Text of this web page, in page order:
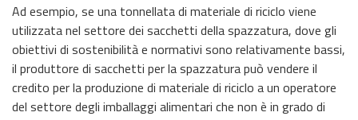
Ad esempio, se una tonnellata di materiale di riciclo viene
utilizzata nel settore dei sacchetti della spazzatura, dove gli
obiettivi di sostenibilità e normativi sono relativamente bassi,
il produttore di sacchetti per la spazzatura può vendere il
credito per la produzione di materiale di riciclo a un operatore
del settore degli imballaggi alimentari che non è in grado di